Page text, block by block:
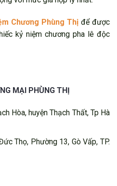
Chương Phùng Thị để được
kỷ niệm chương pha lê độc
MẠI PHÙNG THỊ
Hòa, huyện Thạch Thất, Tp Hà
Thọ, Phường 13, Gò Vấp, TP.